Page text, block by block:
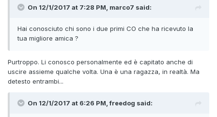
On 12/1/2017 at 7:28 PM, marco7 said:
Hai conosciuto chi sono i due primi CO che ha ricevuto la
tua migliore amica ?
Purtroppo. Li conosco personalmente ed è capitato anche di
uscire assieme qualche volta. Una è una ragazza, in realtà. Ma
detesto entrambi...
On 12/1/2017 at 6:26 PM, freedog said: